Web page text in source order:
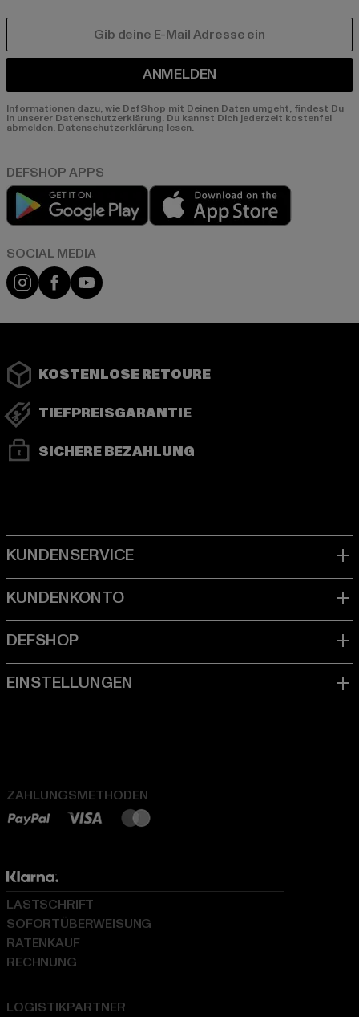
ANMELDEN
Informationen dazu, wie DefShop mit Deinen Daten umgeht, findest Du
in unserer Datenschutzerklärung. Du kannst Dich jederzeit kostenfei
abmelden. Datenschutzerklärung lesen.
Play market
Instagram
FacebookYouTube
KOSTENLOSE RETOURE
TIEFPREISGARANTIE
SICHERE BEZAHLUNG
ZAHLUNGSMETHODEN
LOGISTIKPARTNER
LASTSCHRIFT
SOFORTÜBERWEISUNG
RATENKAUF
RECHNUNG